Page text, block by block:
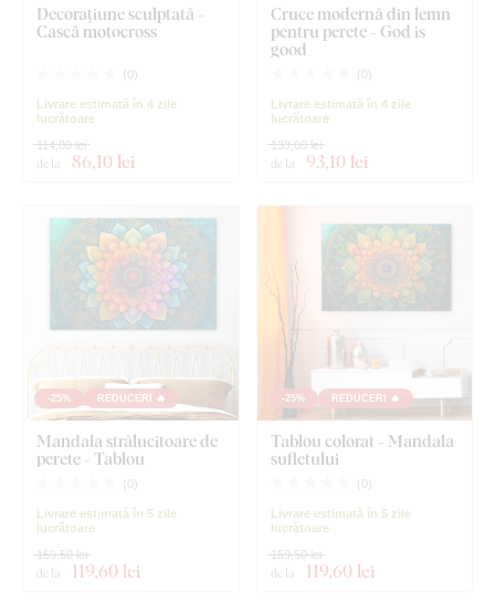
Decorațiune sculptată -
Cască motocross
( 0)
Livrare estimată în 4 zile
lucrătoare
de la 86,10 lei
114,80 lei
Cruce modernă din lemn
pentru perete - God is
good
( 0)
Livrare estimată în 4 zile
lucrătoare
de la 93,10 lei
133,00 lei
-25% REDUCERI 🔥
Mandala strălucitoare de
perete - Tablou
( 0 )
Livrare estimată în 5 zile
lucrătoare
de la 119,60 lei
159,50 lei
-25% REDUCERI 🔥
Tablou colorat - Mandala
sufletului
( 0 )
Livrare estimată în 5 zile
lucrătoare
de la 119,60 lei
159,50 lei